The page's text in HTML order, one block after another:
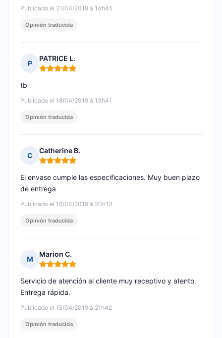
Publicado el 21/04/2019 à 14h45
Opinión traducida
P
PATRICE L.
Nota: 5 de 5
Publicado el 18/04/2019 à 13h41
tb
Opinión traducida
C
Catherine B.
Nota: 5 de 5
Publicado el 16/04/2019 à 20h13
El envase cumple las especificaciones. Muy buen plazo
de entrega
Opinión traducida
M
Marion C.
Nota: 5 de 5
Publicado el 15/04/2019 à 21h42
Servicio de atención al cliente muy receptivo y atento.
Entrega rápida.
Opinión traducida